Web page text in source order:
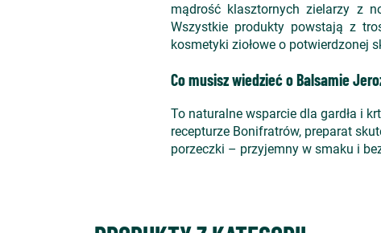
mądrość klasztornych zielarzy z
Wszystkie produkty powstają z
kosmetyki ziołowe o potwierdzonej
Co musisz wiedzieć o Balsamie
To naturalne wsparcie dla gardła i
recepturze Bonifratrów, preparat
porzeczki – przyjemny w smaku i